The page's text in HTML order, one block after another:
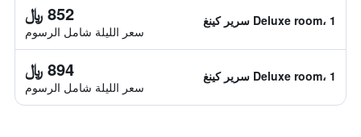
Deluxe room، 1 سرير كينغ 852 ﷼
سعر الليلة شامل الرسوم
Deluxe room، 1 سرير كينغ 894 ﷼
سعر الليلة شامل الرسوم